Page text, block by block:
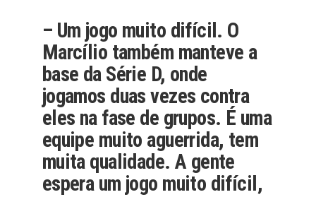
– Um jogo muito difícil. O
Marcílio também manteve a
base da Série D, onde
jogamos duas vezes contra
eles na fase de grupos. É uma
equipe muito aguerrida, tem
muita qualidade. A gente
espera um jogo muito difícil,